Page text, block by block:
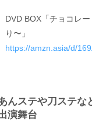
DVD BOX「チョコレ
り〜」
https://amzn.asia/d/
んステや刀ステ
演舞台